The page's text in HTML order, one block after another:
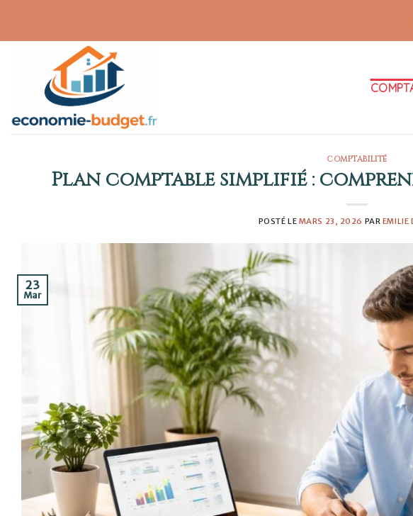
content
COMPTABILITÉ
Plan comptable simplifié :
POSTÉ LE MARS 23, 2026 PAR EMILIE
23
Mar